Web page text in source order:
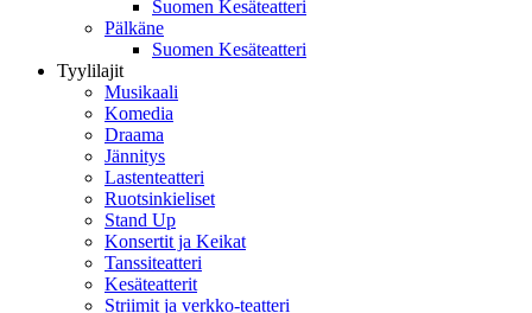
Suomen Kesäteatteri
Pälkäne
Suomen Kesäteatteri
Tyylilajit
Musikaali
Komedia
Draama
Jännitys
Lastenteatteri
Ruotsinkieliset
Stand Up
Konsertit ja Keikat
Tanssiteatteri
Kesäteatterit
Striimit ja verkko-teatteri